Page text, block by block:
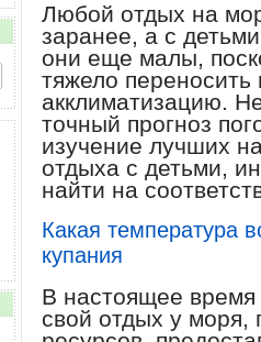
Любой отдых на
заранее, а с
они еще малы,
тяжело
акклиматизацию.
точный прогноз
изучение лучших
отдыха с детьми,
найти на
Какая температура
купания
В настоящее время
свой отдых у моря,